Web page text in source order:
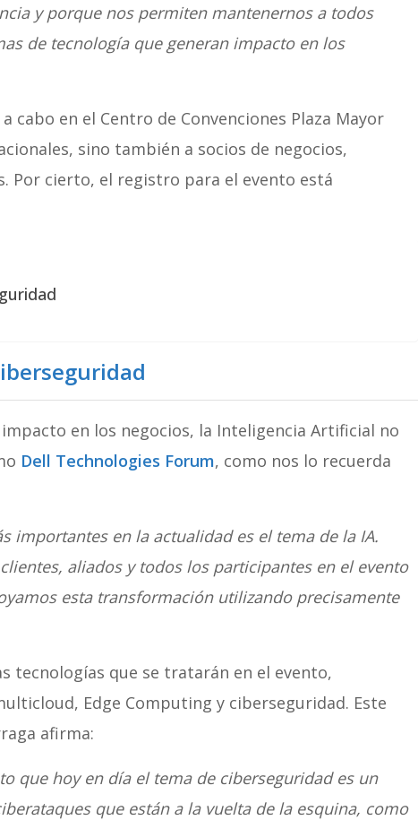
y porque nos permiten mantenernos a todos
de tecnología que generan impacto en los
cabo en el Centro de Convenciones Plaza Mayor
sino también a socios de negocios,
Por cierto, el registro para el evento está
en los negocios, la Inteligencia Artificial no
Dell Technologies Forum, como nos lo recuerda
importantes en la actualidad es el tema de la IA.
aliados y todos los participantes en el evento
esta transformación utilizando precisamente
tecnologías que se tratarán en el evento,
Edge Computing y ciberseguridad. Este
afirma:
que hoy en día el tema de ciberseguridad es un
que están a la vuelta de la esquina, como